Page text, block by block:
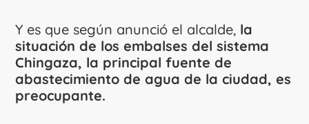
Y es que según anunció el alcalde, la
situación de los embalses del sistema
Chingaza, la principal fuente de
abastecimiento de agua de la ciudad, es
preocupante.